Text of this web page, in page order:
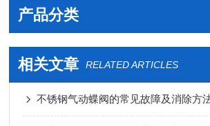
产品分类
相关文章 RELATED ARTICLES
不锈钢气动蝶阀的常见故障及消除方